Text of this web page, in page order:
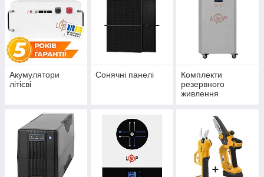
Акумулятори
літієві
Сонячні панелі
Комплекти
резервного
живлення